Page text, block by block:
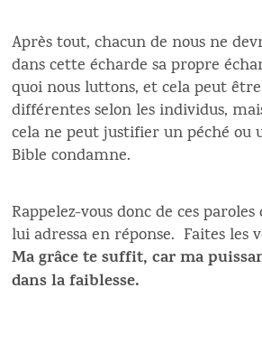
Après tout, chacun de nous ne
dans cette écharde sa propre
quoi nous luttons, et cela peut
différentes selon les individus,
cela ne peut justifier un péché ou
Bible condamne.
Rappelez-vous donc de ces
lui adressa en réponse. Faites les
Ma grâce te suffit, car ma
dans la faiblesse.